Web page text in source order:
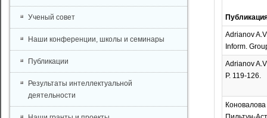
Adrianov
Inform.
Adrianov
P. 119-126.
Ученый совет
Наши конференции, школы и семинары
Публикации
Результаты интеллектуальной
деятельности